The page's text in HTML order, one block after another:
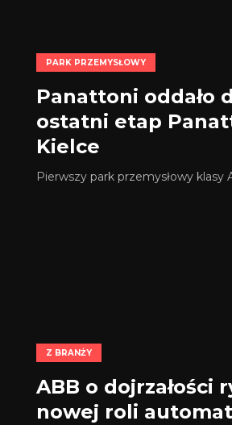
PARK PRZEMYSŁOWY
Panattoni oddało
ostatni etap
Kielce
Pierwszy park przemysłowy klasy
Z BRANŻY
ABB o dojrzałości
nowej roli